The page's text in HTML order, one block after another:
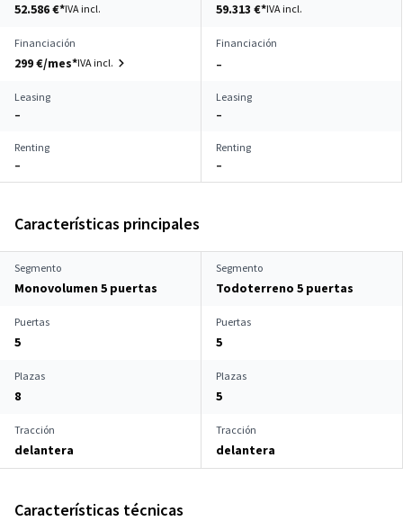
52.586 €*IVA incl. 59.313 €*IVA incl.
Financiación
299 €/mes*IVA incl.
Financiación
–
Leasing
–
Leasing
–
Renting
–
Renting
–
Características principales
Segmento
Monovolumen 5 puertas
Segmento
Todoterreno 5 puertas
Puertas
5
Puertas
5
Plazas
8
Plazas
5
Tracción
delantera
Tracción
delantera
Características técnicas